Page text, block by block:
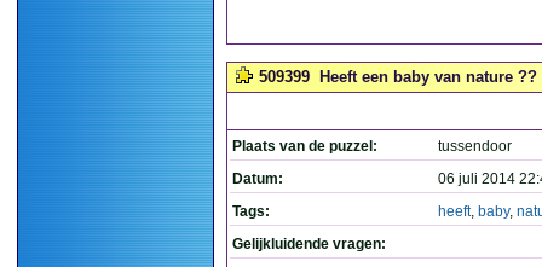
509399 Heeft een baby van nature ??
Plaats van de puzzel:
tussendoor
Datum:
06 juli 2014
Tags:
heeft, baby,
Gelijkluidende vragen: